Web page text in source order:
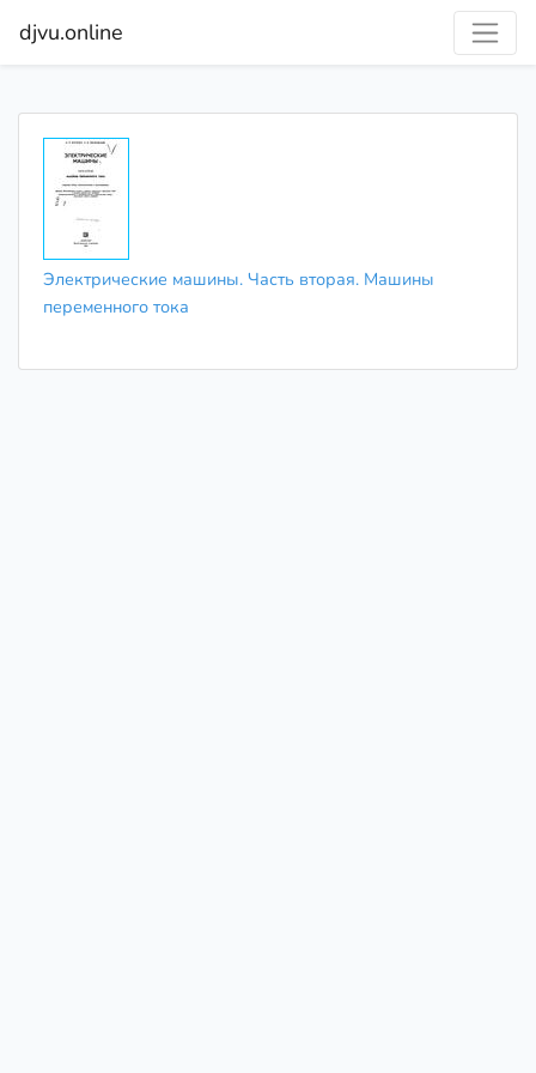
djvu.online
Электрические машины. Часть вторая. Машины
переменного тока